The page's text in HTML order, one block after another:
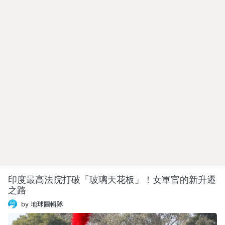
印度最高法院打破「玻璃天花板」！女軍官的新升遷
之路
by 地球圖輯隊